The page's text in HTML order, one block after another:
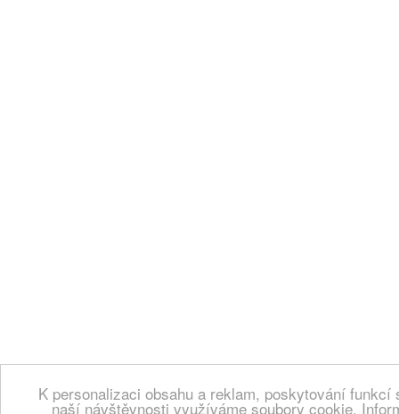
K personalizaci obsahu a reklam, poskytování
naší návštěvnosti využíváme soubory cookie.